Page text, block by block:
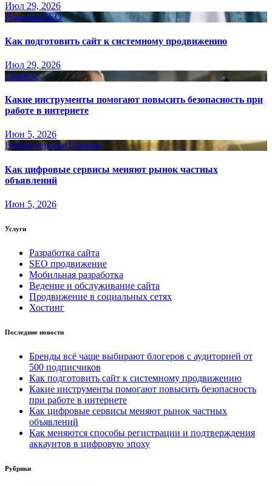
Июл 29, 2026
Новости SEO
Как подготовить сайт к системному продвижению
Июл 29, 2026
Главное
Какие инструменты помогают повысить безопасность при
работе в интернете
Июн 5, 2026
Вебмастерская Главное
Как цифровые сервисы меняют рынок частных
объявлений
Июн 5, 2026
Услуги
Разработка сайта
SEO продвижение
Мобильная разработка
Ведение и обслуживание сайта
Продвижение в социальных сетях
Хостинг
Последние новости
Бренды всё чаще выбирают блогеров с аудиторией от
500 подписчиков
Как подготовить сайт к системному продвижению
Какие инструменты помогают повысить безопасность
при работе в интернете
Как цифровые сервисы меняют рынок частных
объявлений
Как меняются способы регистрации и подтверждения
аккаунтов в цифровую эпоху
Рубрики